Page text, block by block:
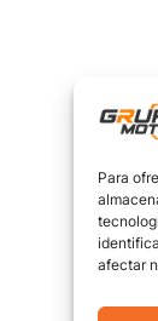
Para
afectar